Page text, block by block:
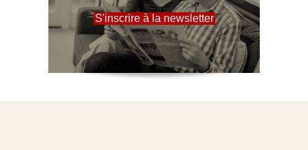
S'inscrire à la newsletter